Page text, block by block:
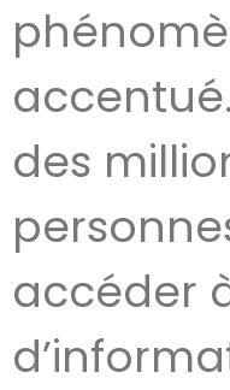
des
accéder